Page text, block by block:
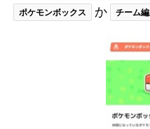
ポケモンボックス か チーム